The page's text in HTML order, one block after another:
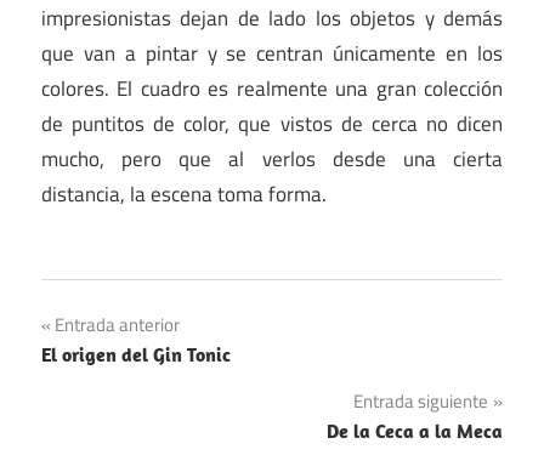
impresionistas dejan de lado los objetos y demás
que van a pintar y se centran únicamente en los
colores. El cuadro es realmente una gran colección
de puntitos de color, que vistos de cerca no dicen
mucho, pero que al verlos desde una cierta
distancia, la escena toma forma.
Navegación
de
Entrada anterior
El origen del Gin Tonic
Entrada siguiente
De la Ceca a la Meca